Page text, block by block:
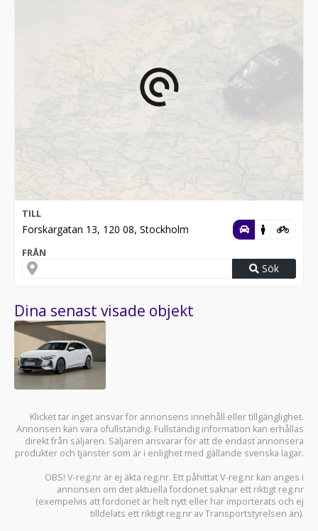
TILL
Forskargatan 13, 120 08, Stockholm
FRÅN
Sök
Dina senast visade objekt
Klicket tar inget ansvar för annonsens innehåll eller tillgänglighet.
Annonsen kan vara ofullständig. Fullständig information kan erhållas
direkt från säljaren. Säljaren ansvarar för att de endast annonsera
produkter och tjänster som är i enlighet med gällande svenska lagar.
OBS! V-reg.nr är ej äkta reg.nr. Ett påhittat V-reg.nr kan anges i
annonsen om det aktuella fordonet saknar ett riktigt reg.nr
(exempelvis att fordonet är helt nytt eller har importerats och ej
tilldelats ett riktigt reg.nr av Transportstyrelsen än).